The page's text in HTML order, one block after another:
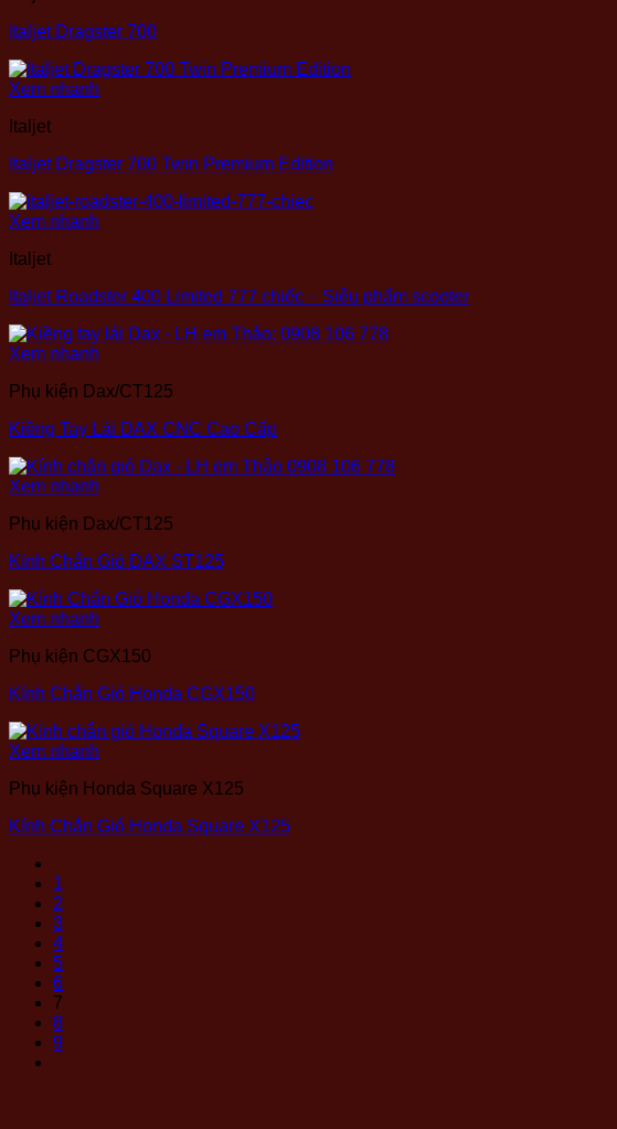
Italjet Dragster 700
Xem nhanh
Italjet
Italjet Dragster 700 Twin Premium Edition
Xem nhanh
Italjet
Italjet Roadster 400 Limited 777 chiếc – Siêu phẩm scooter
Xem nhanh
Phụ kiện Dax/CT125
Kiềng Tay Lái DAX CNC Cao Cấp
Xem nhanh
Phụ kiện Dax/CT125
Kính Chắn Gió DAX ST125
Xem nhanh
Phụ kiện CGX150
Kính Chắn Gió Honda CGX150
Xem nhanh
Phụ kiện Honda Square X125
Kính Chắn Gió Honda Square X125
1
2
3
4
5
6
7
8
9